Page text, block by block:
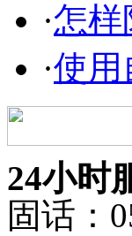
·怎样
·使用
24小时
固话：